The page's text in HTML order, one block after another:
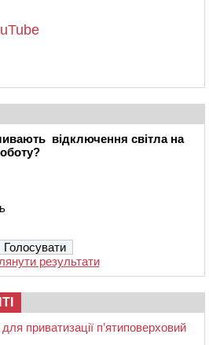
відключення світла на
результати
приватизації п’ятиповерховий